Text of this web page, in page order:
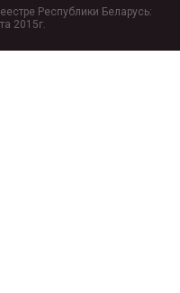
Республики Беларусь:
2015г.